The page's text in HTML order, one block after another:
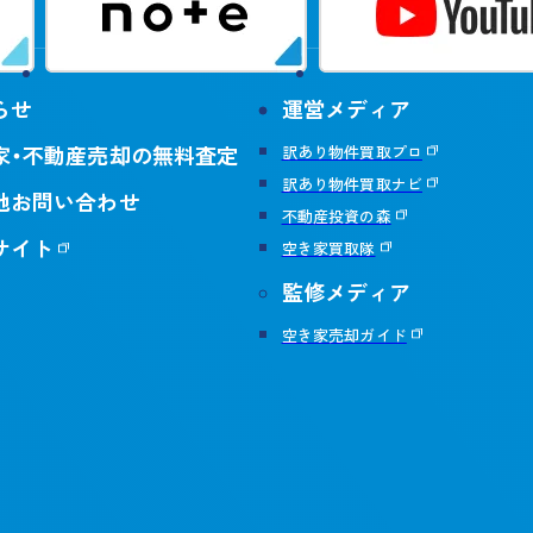
せ
・不動産売却の無料査定
お問い合わせ
イト
運営メディア
訳あり物件買取プロ
訳あり物件買取ナビ
不動産投資の森
空き家買取隊
監修メディア
空き家売却ガイド